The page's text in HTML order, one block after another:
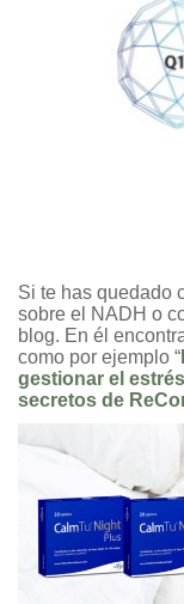
Si te has quedado
sobre el NADH o
blog. En él
como por ejemplo “
gestionar el
secretos de